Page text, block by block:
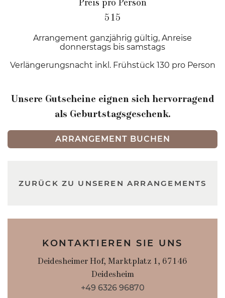
Preis pro Person
515
Arrangement ganzjährig gültig, Anreise
donnerstags bis samstags
Verlängerungsnacht inkl. Frühstück 130 pro Person
Unsere Gutscheine eignen sich hervorragend
als Geburtstagsgeschenk.
ARRANGEMENT BUCHEN
ZURÜCK ZU UNSEREN ARRANGEMENTS
KONTAKTIEREN SIE UNS
Deidesheimer Hof, Marktplatz 1, 67146
Deidesheim
+49 6326 96870